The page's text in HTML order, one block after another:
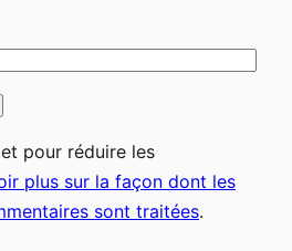
pour réduire les
plus sur la façon dont les
sont traitées.